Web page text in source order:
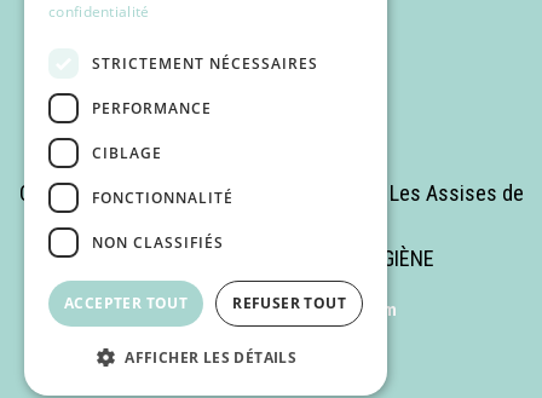
Copyrights © 2025 Tous droits réservés - Les Assises de
Site réalisé par MÉDECINE & HYGIÈNE
Powered by Netgen & eZ Platform
confidentialité
STRICTEMENT NÉCESSAIRES
PERFORMANCE
CIBLAGE
FONCTIONNALITÉ
NON CLASSIFIÉS
ACCEPTER TOUT REFUSER TOUT
AFFICHER LES DÉTAILS